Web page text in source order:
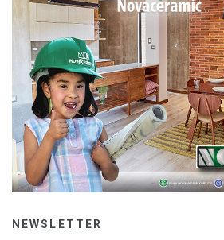
NEWSLETTER